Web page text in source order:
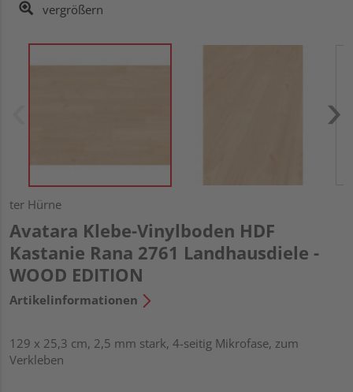
vergrößern
ter Hürne
Avatara Klebe-Vinylboden HDF
Kastanie Rana 2761 Landhausdiele -
WOOD EDITION
Artikelinformationen
129 x 25,3 cm, 2,5 mm stark, 4-seitig Mikrofase, zum
Verkleben